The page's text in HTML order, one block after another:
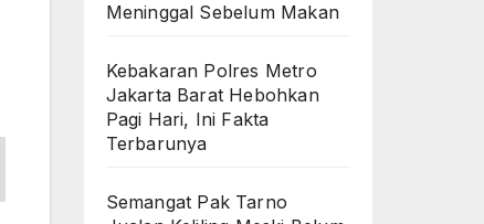
Meninggal Sebelum Makan
Kebakaran Polres Metro
Jakarta Barat Hebohkan
Pagi Hari, Ini Fakta
Terbarunya
Semangat Pak Tarno